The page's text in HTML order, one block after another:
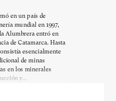
en un país de
mundial en 1997,
Alumbrera entró en
de Catamarca. Hasta
esencialmente
de minas
en los minerales
y...